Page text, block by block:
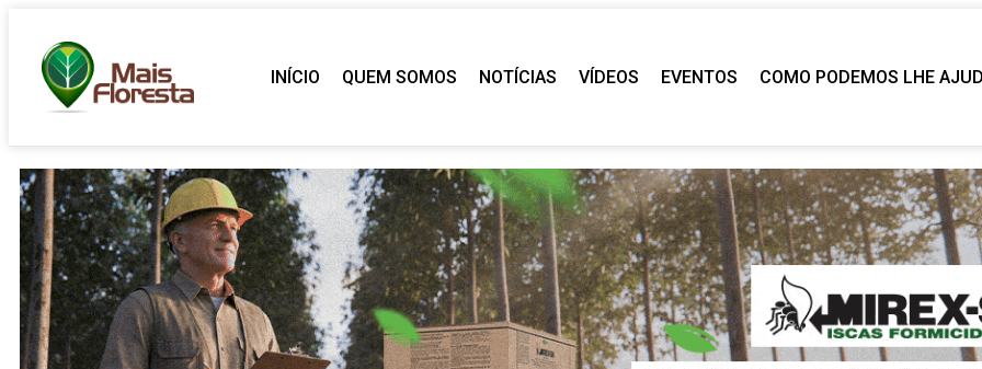
INÍCIO QUEM SOMOS NOTÍCIAS VÍDEOS EVENTOS COMO PODEMOS LHE